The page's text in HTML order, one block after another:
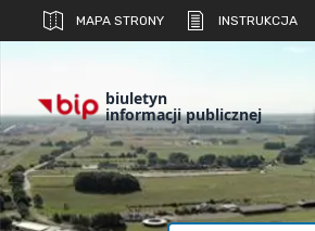
MAPA STRONY INSTRUKCJA
biuletyn
informacji publicznej